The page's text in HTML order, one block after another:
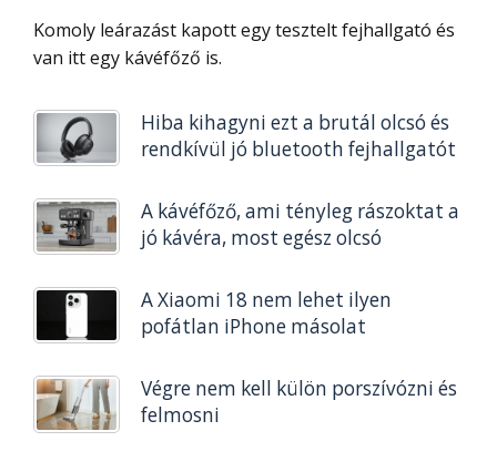
Komoly leárazást kapott egy tesztelt fejhallgató és
van itt egy kávéfőző is.
Hiba kihagyni ezt a brutál olcsó és
rendkívül jó bluetooth fejhallgatót
A kávéfőző, ami tényleg rászoktat a
jó kávéra, most egész olcsó
A Xiaomi 18 nem lehet ilyen
pofátlan iPhone másolat
Végre nem kell külön porszívózni és
felmosni